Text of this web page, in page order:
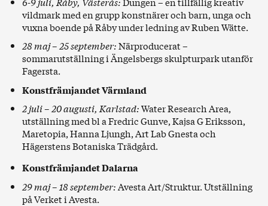
vildmark med en grupp konstnärer och barn, unga och
vuxna boende på Råby under ledning av Ruben Wätte.
28 maj – 25 september:Närproducerat–
sommarutställning i Ängelsbergs skulpturpark utanför
Fagersta.
Konstfrämjandet Värmland
2 juli – 20 augusti, Karlstad:Water Research Area,
utställning med bl a Fredric Gunve, Kajsa G Eriksson,
Maretopia, Hanna Ljungh, Art Lab Gnesta och
Hägerstens Botaniska Trädgård.
Konstfrämjandet Dalarna
29 maj – 18 september:Avesta Art/Struktur. Utställning
på Verket i Avesta.